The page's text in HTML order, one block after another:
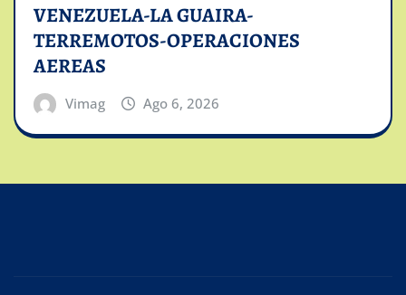
VENEZUELA-LA GUAIRA-
TERREMOTOS-OPERACIONES
AEREAS
Vimag Ago 6, 2026